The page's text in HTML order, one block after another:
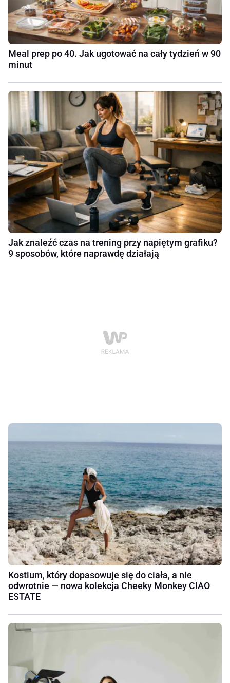
Meal prep po 40. Jak ugotować na cały tydzień w 90
minut
Jak znaleźć czas na trening przy napiętym grafiku?
9 sposobów, które naprawdę działają
Kostium, który dopasowuje się do ciała, a nie
odwrotnie — nowa kolekcja Cheeky Monkey CIAO
ESTATE